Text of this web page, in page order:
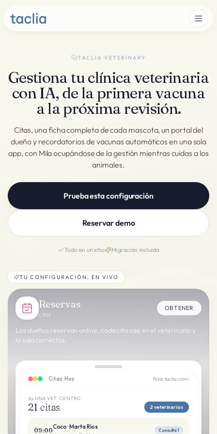
TACLIA VETERINARY
Gestiona tu clínica veterinaria
con IA, de la primera vacuna
a la próxima revisión.
Citas, una ficha completa de cada mascota, un portal del
dueño y recordatorios de vacunas automáticos en una sola
app, con Mila ocupándose de la gestión mientras cuidas a los
animales.
Prueba esta configuración
Reservar demo
Todo en un sitio Migración incluida
TU CONFIGURACIÓN, EN VIVO
Reservas
CRM
OBTENER
Los dueños reservan online, cada cita cae en el veterinario y
la sala correctos.
Citas · Hoy flow.taclia.com
ALUNA VET · CENTRO
21 citas 2 veterinarios
09:00Coco·Marta Ríos
Consulta 1